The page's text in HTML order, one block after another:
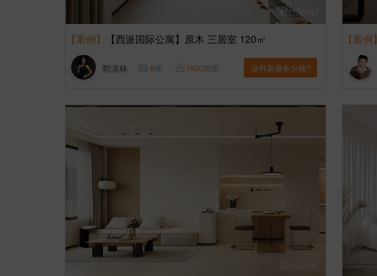
【案例】 【西派国际公寓】原木 三居室 120㎡
郭清林 6张 1920浏览 这样装修多少钱?
【案例】